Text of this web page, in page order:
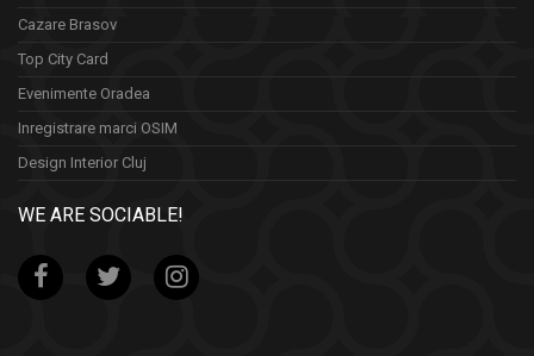
Cazare Brasov
Top City Card
Evenimente Oradea
Inregistrare marci OSIM
Design Interior Cluj
WE ARE SOCIABLE!